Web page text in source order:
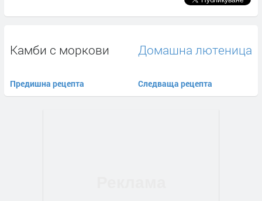
Камби с моркови
Предишна рецепта
Домашна лютеница
Следваща рецепта